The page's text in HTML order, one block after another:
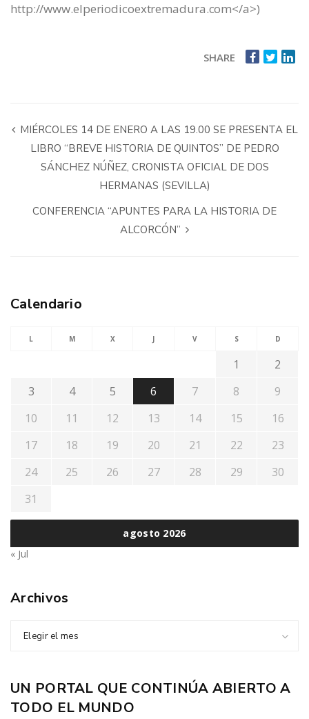
http://www.elperiodicoextremadura.com</a>)
SHARE
MIÉRCOLES 14 DE ENERO A LAS 19.00 SE PRESENTA EL
LIBRO “BREVE HISTORIA DE QUINTOS” DE PEDRO
SÁNCHEZ NÚÑEZ, CRONISTA OFICIAL DE DOS
HERMANAS (SEVILLA)
CONFERENCIA “APUNTES PARA LA HISTORIA DE
ALCORCÓN”
Calendario
agosto 2026
L M X J V S D
1
2
3
4 5 6 7 8
9
10
11 12 13 14 15
16
17
18 19 20 21 22
23
24
25 26 27 28 29
30
31
« Jul
Archivos
Elegir el mes
UN PORTAL QUE CONTINÚA ABIERTO A
TODO EL MUNDO